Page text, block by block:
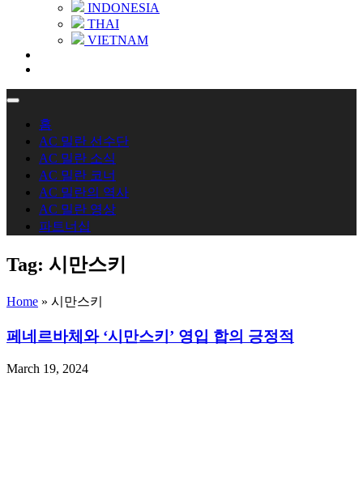
INDONESIA
THAI
VIETNAM
홈
AC 밀란 선수단
AC 밀란 소식
AC 밀란 코너
AC 밀란의 역사
AC 밀란 영상
파트너십
Tag: 시만스키
Home » 시만스키
페네르바체와 ‘시만스키’ 영입 합의 긍정적
March 19, 2024